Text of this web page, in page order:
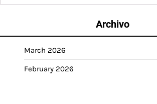
Archivo
March 2026
February 2026